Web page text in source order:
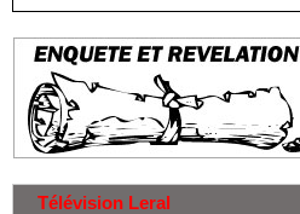
Télévision Leral